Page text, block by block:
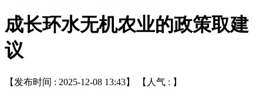
成长环水无机农业的政策取建
议
【发布时间 : 2025-12-08 13:43】 【人气 : 】